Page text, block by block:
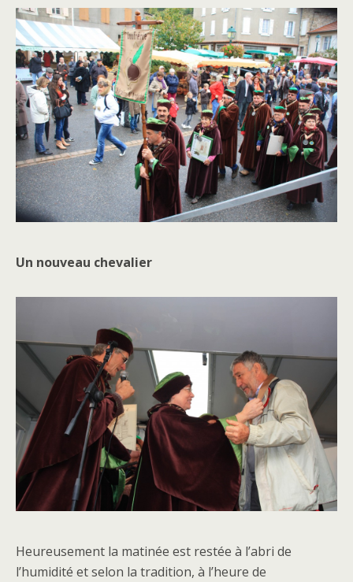
Un nouveau chevalier
Heureusement la matinée est restée à l’abri de
l’humidité et selon la tradition, à l’heure de